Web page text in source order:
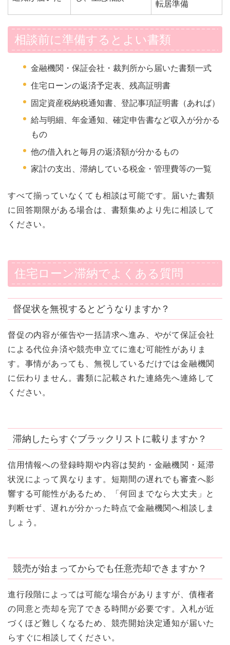
転居準備
相談前に準備するとよい書類
金融機関・保証会社・裁判所から届いた書類一式
住宅ローンの返済予定表、残高証明書
固定資産税納税通知書、登記事項証明書（あれば）
給与明細、年金通知、確定申告書など収入が分かる
もの
他の借入れと毎月の返済額が分かるもの
家計の支出、滞納している税金・管理費等の一覧
すべて揃っていなくても相談は可能です。届いた書類
に回答期限がある場合は、書類集めより先に相談して
ください。
住宅ローン滞納でよくある質問
督促状を無視するとどうなりますか？
督促の内容が催告や一括請求へ進み、やがて保証会社
による代位弁済や競売申立てに進む可能性がありま
す。事情があっても、無視しているだけでは金融機関
に伝わりません。書類に記載された連絡先へ連絡して
ください。
滞納したらすぐブラックリストに載りますか？
信用情報への登録時期や内容は契約・金融機関・延滞
状況によって異なります。短期間の遅れでも審査へ影
響する可能性があるため、「何回までなら大丈夫」と
判断せず、遅れが分かった時点で金融機関へ相談しま
しょう。
競売が始まってからでも任意売却できますか？
進行段階によっては可能な場合がありますが、債権者
の同意と売却を完了できる時間が必要です。入札が近
づくほど難しくなるため、競売開始決定通知が届いた
らすぐに相談してください。